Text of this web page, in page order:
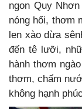
ngon Quy
nóng hổi, thơm
len xào dừa
đến tê lưỡi,
hành thơm
thơm, chấm
không hạnh